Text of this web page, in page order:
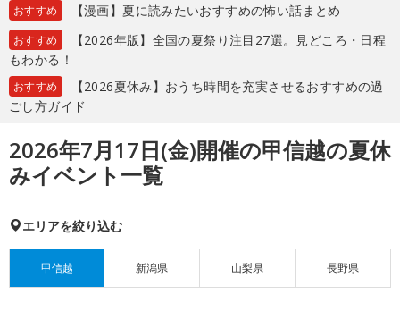
おすすめ 【漫画】夏に読みたいおすすめの怖い話まとめ
おすすめ
【2026年版】全国の夏祭り注目27選。見どころ・日程
もわかる！
おすすめ
【2026夏休み】おうち時間を充実させるおすすめの過
ごし方ガイド
2026年7月17日(金)開催の甲信越の夏休
みイベント一覧
エリアを絞り込む
甲信越 新潟県 山梨県 長野県